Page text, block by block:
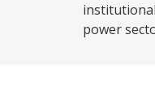
power